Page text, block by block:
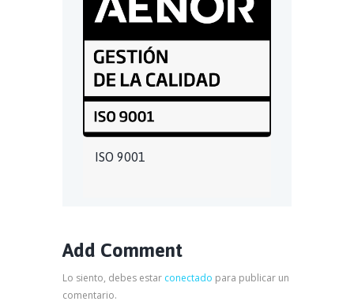
ISO 9001
Add Comment
Lo siento, debes estar conectado para publicar un
comentario.